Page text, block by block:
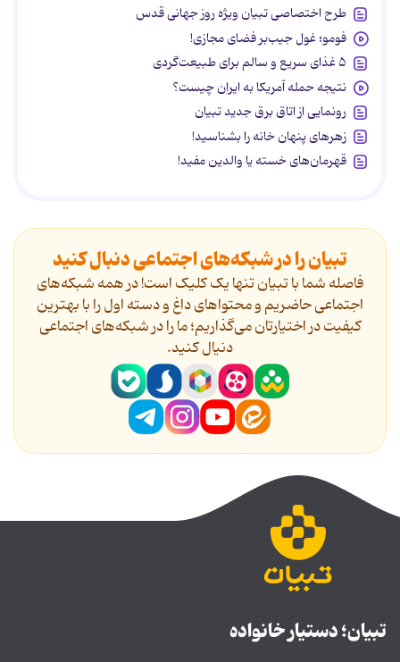
طرح اختصاصی تبیان ویژه روز جهانی قدس
فومو؛ غول جیب‌بر فضای مجازی!
۵ غذای سریع و سالم برای طبیعت‌گردی
نتیجه حمله آمریکا به ایران چیست؟
رونمایی از اتاق برق جدید تبیان
زهرهای پنهان خانه را بشناسید!
قهرمان‌های خسته یا والدین مفید!
تبیان را در شبکه‌های اجتماعی دنبال کنید
فاصله شما با تبیان تنها یک کلیک است! در همه شبکه‌های
اجتماعی حاضریم و محتواهای داغ و دسته اول را با بهترین
کیفیت در اختیارتان می‌گذاریم؛ ما را در شبکه‌های اجتماعی
دنیال کنید.
تبیان؛ دستیار خانواده